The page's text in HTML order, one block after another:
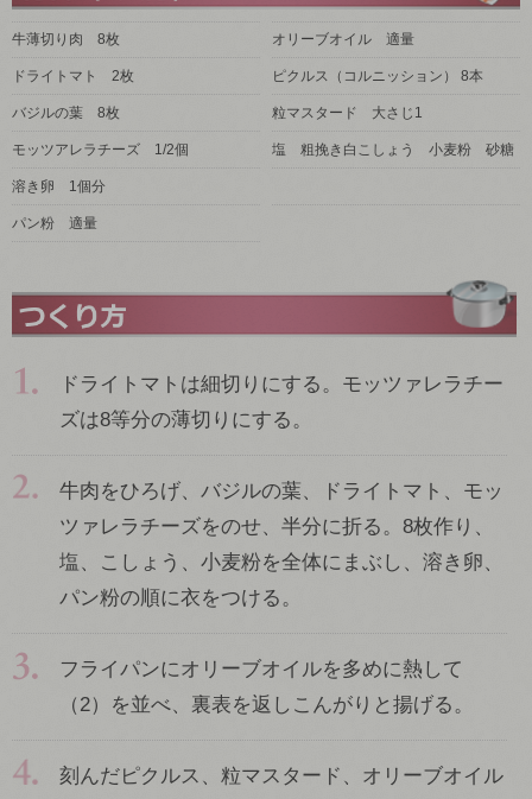
牛薄切り肉 8枚
ドライトマト 2枚
バジルの葉 8枚
モッツアレラチーズ 1/2個
溶き卵 1個分
パン粉 適量
オリーブオイル 適量
ピクルス（コルニッション） 8本
粒マスタード 大さじ1
塩 粗挽き白こしょう 小麦粉 砂糖
ドライトマトは細切りにする。モッツァレラチー
ズは8等分の薄切りにする。
牛肉をひろげ、バジルの葉、ドライトマト、モッ
ツァレラチーズをのせ、半分に折る。8枚作り、
塩、こしょう、小麦粉を全体にまぶし、溶き卵、
パン粉の順に衣をつける。
フライパンにオリーブオイルを多めに熱して
（2）を並べ、裏表を返しこんがりと揚げる。
刻んだピクルス、粒マスタード、オリーブオイル